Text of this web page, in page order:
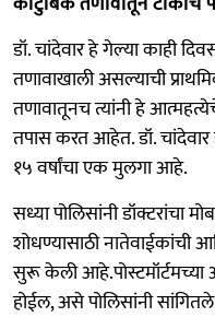
डॉ. चांदेवार हे गेल्या काही
तणावाखाली असल्याची
तणावातूनच त्यांनी हे
तपास करत आहेत. डॉ. चांदेवार
१५ वर्षांचा एक मुलगा आहे.
सध्या पोलिसांनी
शोधण्यासाठी नातेवाईकांची
सुरू केली
होईल, असे पोलिसांनी